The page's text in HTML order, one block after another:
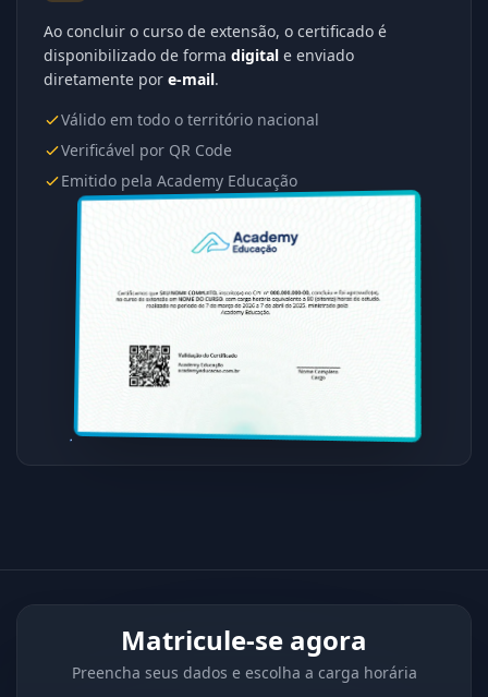
Ao concluir o curso de extensão, o certificado é
disponibilizado de forma digital e enviado
diretamente por e-mail.
Válido em todo o território nacional
Verificável por QR Code
Emitido pela Academy Educação
Matricule-se agora
Preencha seus dados e escolha a carga horária